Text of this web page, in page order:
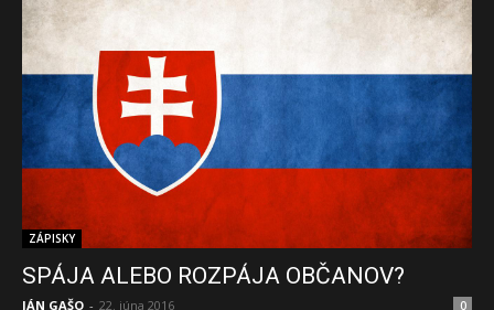
ZÁPISKY
SPÁJA ALEBO ROZPÁJA OBČANOV?
JÁN GAŠO - 22. júna 2016 0